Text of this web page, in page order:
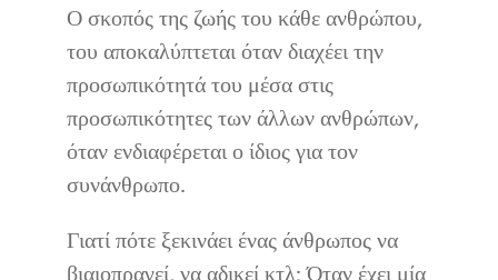
Ο σκοπός της ζωής του κάθε ανθρώπου,
του αποκαλύπτεται όταν διαχέει την
προσωπικότητά του μέσα στις
προσωπικότητες των άλλων ανθρώπων,
όταν ενδιαφέρεται ο ίδιος για τον
συνάνθρωπο.
Γιατί πότε ξεκινάει ένας άνθρωπος να